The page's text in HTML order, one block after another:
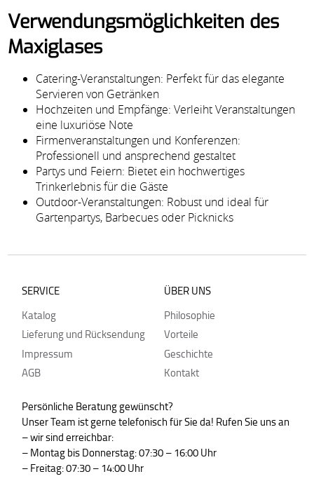
Verwendungsmöglichkeiten des
Maxiglases
Catering-Veranstaltungen: Perfekt für das elegante
Servieren von Getränken
Hochzeiten und Empfänge: Verleiht Veranstaltungen
eine luxuriöse Note
Firmenveranstaltungen und Konferenzen:
Professionell und ansprechend gestaltet
Partys und Feiern: Bietet ein hochwertiges
Trinkerlebnis für die Gäste
Outdoor-Veranstaltungen: Robust und ideal für
Gartenpartys, Barbecues oder Picknicks
SERVICE
Katalog
Lieferung und Rücksendung
Impressum
AGB
ÜBER UNS
Philosophie
Vorteile
Geschichte
Kontakt
Persönliche Beratung gewünscht?
Unser Team ist gerne telefonisch für Sie da! Rufen Sie uns an
– wir sind erreichbar:
– Montag bis Donnerstag: 07:30 – 16:00 Uhr
– Freitag: 07:30 – 14:00 Uhr